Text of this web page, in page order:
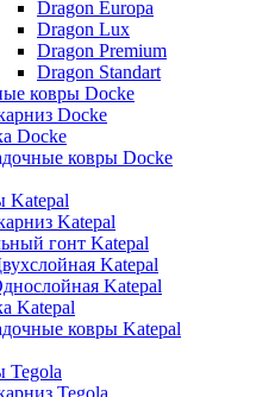
Dragon Europa
Dragon Lux
Dragon Premium
Dragon Standart
ковры Docke
Docke
Docke
ковры Docke
Katepal
Katepal
гонт Katepal
Katepal
Katepal
Katepal
ковры Katepal
Tegola
Tegola